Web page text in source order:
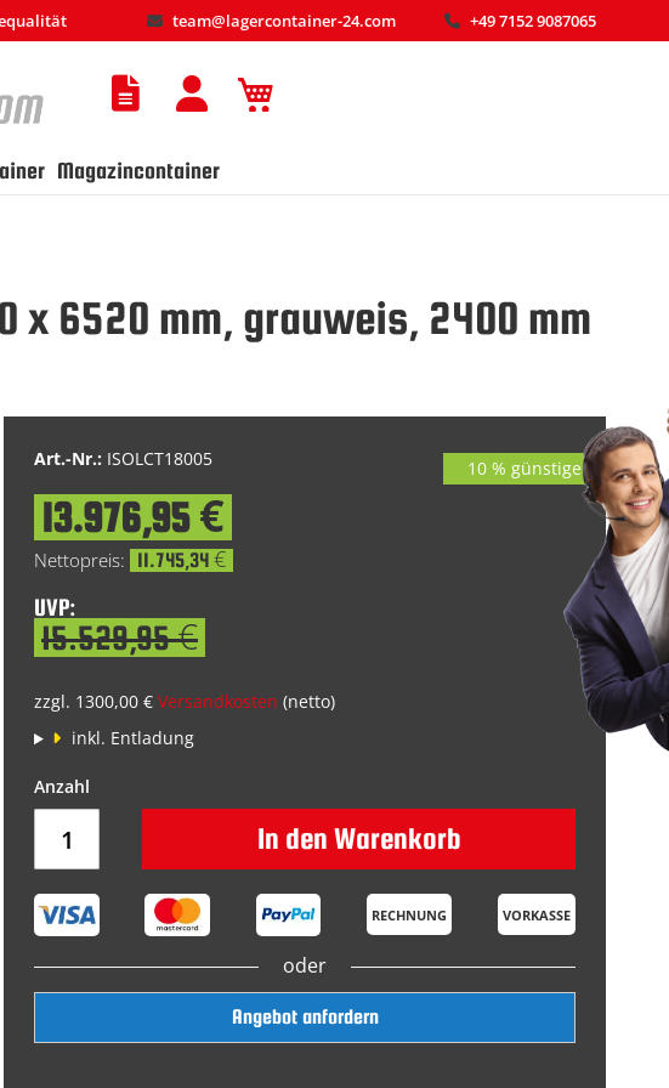
team@lagercontainer-24.com +49 7152 9087065
Magazincontainer
x 6520 mm, grauweis, 2400 mm
Art.-Nr.: ISOLCT18005
Special
Price
13.976,95 €
11.745,34 €
UVP:
15.529,95 €
zzgl. 1300,00 € Versandkosten (netto)
inkl. Entladung
In den Warenkorb
RECHNUNG VORKASSE
oder
Angebot anfordern
10 % günstiger